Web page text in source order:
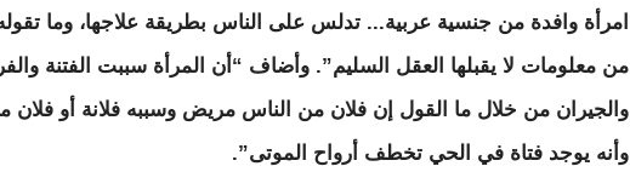
امرأة وافدة من جنسية عربية... تدلس على الناس بطريقة علاجها، وما
من معلومات لا يقبلها العقل السليم”. وأضاف “أن المرأة سببت الفتنة
والجيران من خلال ما القول إن فلان من الناس مريض وسببه فلانة أو فلان
وأنه يوجد فتاة في الحي تخطف أرواح الموتى”.